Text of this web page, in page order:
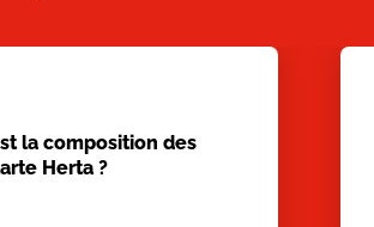
la composition des
Herta ?